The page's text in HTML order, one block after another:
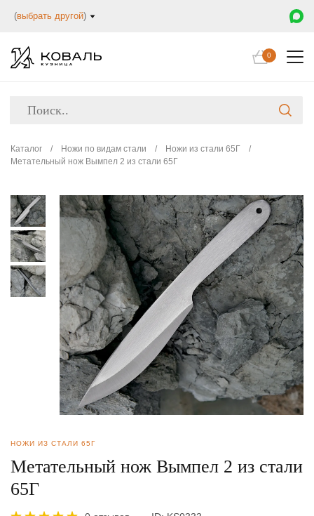
(выбрать другой)
0
Каталог / Ножи по видам стали / Ножи из стали 65Г
/
Метательный нож Вымпел 2 из стали 65Г
НОЖИ ИЗ СТАЛИ 65Г
Метательный нож Вымпел 2 из стали
65Г